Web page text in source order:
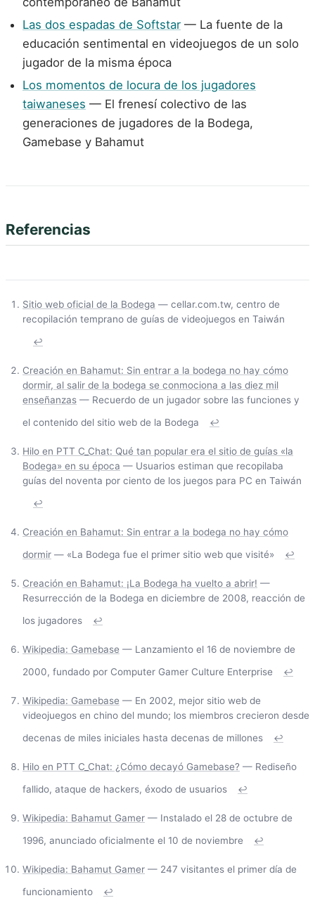
Las dos espadas de Softstar — La fuente de la
educación sentimental en videojuegos de un solo
jugador de la misma época
Los momentos de locura de los jugadores
taiwaneses — El frenesí colectivo de las
generaciones de jugadores de la Bodega,
Gamebase y Bahamut
Referencias
Sitio web oficial de la Bodega — cellar.com.tw, centro de
recopilación temprano de guías de videojuegos en Taiwán
↩
Creación en Bahamut: Sin entrar a la bodega no hay cómo
dormir, al salir de la bodega se conmociona a las diez mil
enseñanzas — Recuerdo de un jugador sobre las funciones y
el contenido del sitio web de la Bodega
↩
Hilo en PTT C_Chat: Qué tan popular era el sitio de guías «la
Bodega» en su época — Usuarios estiman que recopilaba
guías del noventa por ciento de los juegos para PC en Taiwán
↩
Creación en Bahamut: Sin entrar a la bodega no hay cómo
dormir — «La Bodega fue el primer sitio web que visité» ↩
Creación en Bahamut: ¡La Bodega ha vuelto a abrir! —
Resurrección de la Bodega en diciembre de 2008, reacción de
los jugadores
↩
Wikipedia: Gamebase — Lanzamiento el 16 de noviembre de
2000, fundado por Computer Gamer Culture Enterprise
↩
Wikipedia: Gamebase — En 2002, mejor sitio web de
videojuegos en chino del mundo; los miembros crecieron desde
decenas de miles iniciales hasta decenas de millones
↩
Hilo en PTT C_Chat: ¿Cómo decayó Gamebase? — Rediseño
fallido, ataque de hackers, éxodo de usuarios
↩
Wikipedia: Bahamut Gamer — Instalado el 28 de octubre de
1996, anunciado oficialmente el 10 de noviembre
↩
Wikipedia: Bahamut Gamer — 247 visitantes el primer día de
funcionamiento
↩